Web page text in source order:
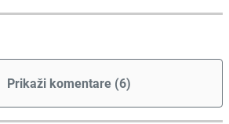
Prikaži komentare (6)